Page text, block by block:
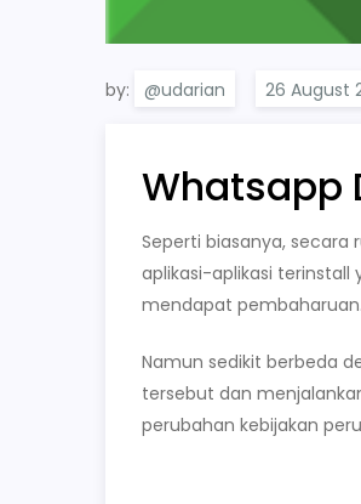
by: @udarian
Whatsapp
Seperti biasanya, secara
aplikasi-aplikasi terinstall
mendapat pembaharuan.
Namun sedikit berbeda
tersebut dan
perubahan kebijakan